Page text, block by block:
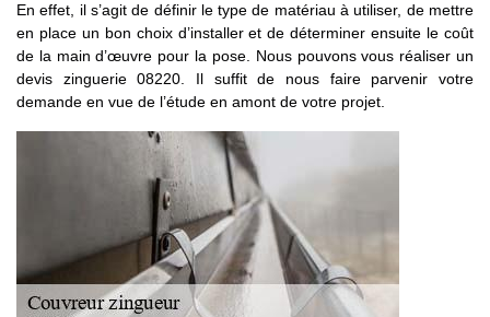
En effet, il s’agit de définir le type de matériau à utiliser, de mettre
en place un bon choix d’installer et de déterminer ensuite le coût
de la main d’œuvre pour la pose. Nous pouvons vous réaliser un
devis zinguerie 08220. Il suffit de nous faire parvenir votre
demande en vue de l’étude en amont de votre projet.